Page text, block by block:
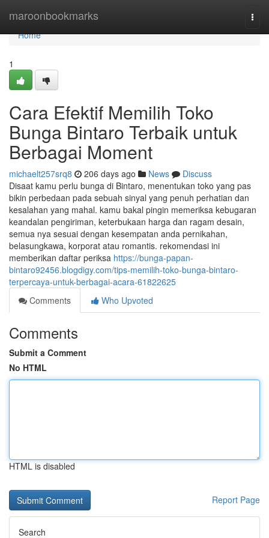
maroonbookmarks
Home
Home
1
Cara Efektif Memilih Toko
Bunga Bintaro Terbaik untuk
Berbagai Moment
michaelt257srq8 206 days ago News
Discuss
Disaat kamu perlu bunga di Bintaro, menentukan toko yang pas
bikin perbedaan pada sebuah sinyal yang penuh perhatian dan
kesalahan yang mahal. kamu bakal pingin memeriksa kebugaran
keandalan pengiriman, keterbukaan harga dan ragam desain,
semua nya sesuai dengan kesempatan anda pernikahan,
belasungkawa, korporat atau romantis. rekomendasi ini
memberikan daftar periksa https://bunga-papan-
bintaro92456.blogdigy.com/tips-memilih-toko-bunga-bintaro-
terpercaya-untuk-berbagai-acara-61822625
Comments
Who Upvoted
Comments
Submit a Comment
No HTML
HTML is disabled
Report Page
Search